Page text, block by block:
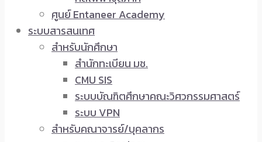
ศูนย์ Entaneer Academy
ระบบสารสนเทศ
สำหรับนักศึกษา
สำนักทะเบียน มช.
CMU SIS
ระบบบัณฑิตศึกษาคณะวิศวกรรมศาสตร์
ระบบ VPN
สำหรับคณาจารย์/บุคลากร